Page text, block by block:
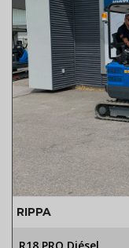
RIPPA